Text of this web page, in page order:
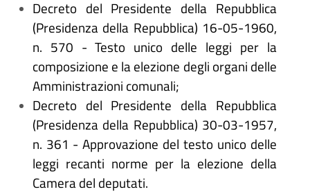
Decreto del Presidente della Repubblica
(Presidenza della Repubblica) 16-05-1960,
n. 570 - Testo unico delle leggi per la
composizione e la elezione degli organi delle
Amministrazioni comunali;
Decreto del Presidente della Repubblica
(Presidenza della Repubblica) 30-03-1957,
n. 361 - Approvazione del testo unico delle
leggi recanti norme per la elezione della
Camera del deputati.